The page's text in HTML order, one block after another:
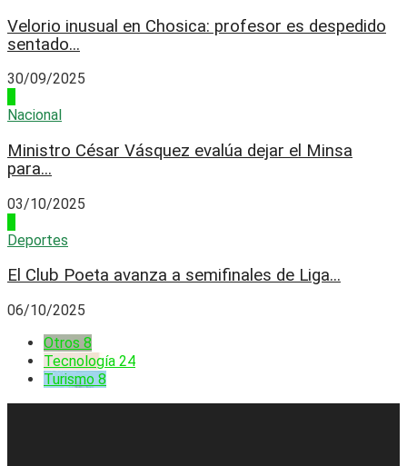
Velorio inusual en Chosica: profesor es despedido
sentado...
30/09/2025
Nacional
Ministro César Vásquez evalúa dejar el Minsa
para...
03/10/2025
Deportes
El Club Poeta avanza a semifinales de Liga...
06/10/2025
Otros 8
Tecnología 24
Turismo 8